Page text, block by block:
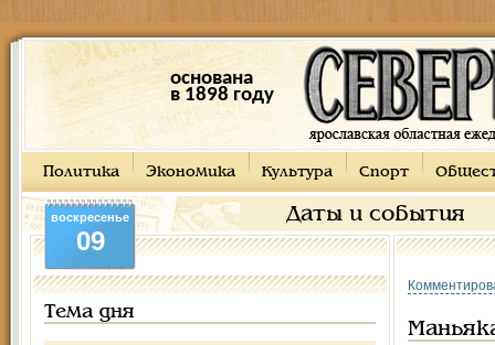
основана
в 1898 году
Политика Экономика Культура Спорт
Даты и события
воскресенье
09
Тема дня